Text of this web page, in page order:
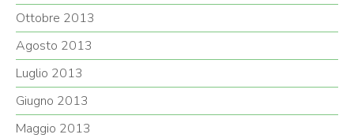
Ottobre 2013
Agosto 2013
Luglio 2013
Giugno 2013
Maggio 2013